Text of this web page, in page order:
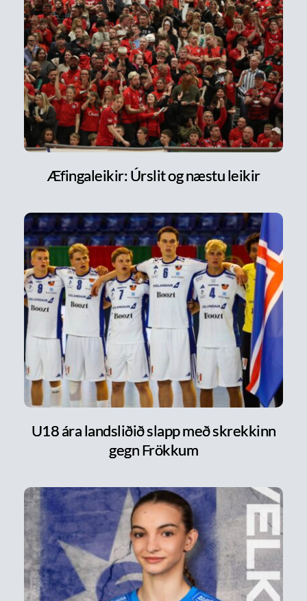
Æfingaleikir: Úrslit og næstu leikir
U18 ára landsliðið slapp með skrekkinn
gegn Frökkum